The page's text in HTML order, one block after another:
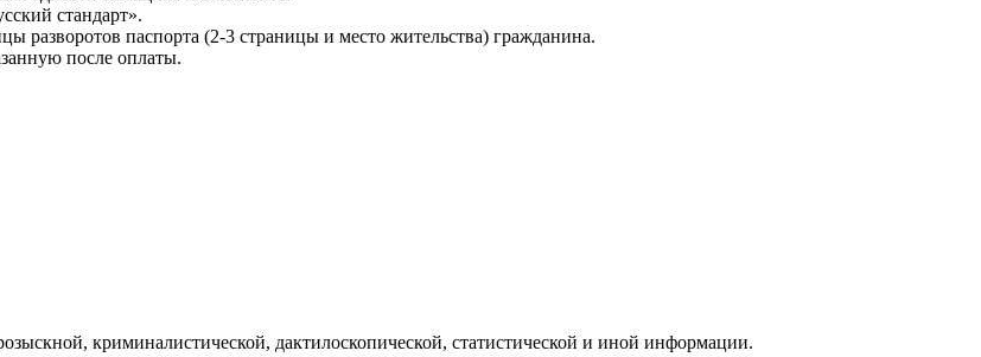
стандарт».
разворотов паспорта (2-3 страницы и место жительства) гражданина.
после оплаты.
криминалистической, дактилоскопической, статистической и иной информации.